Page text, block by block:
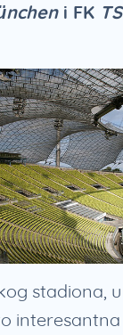
i FK
stadiona,